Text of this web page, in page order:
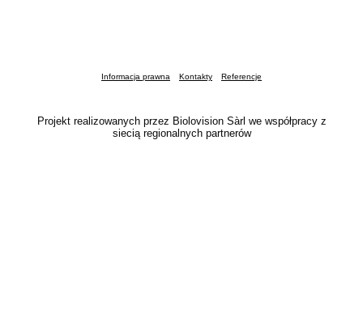
Informacja prawna Kontakty Referencje
Projekt realizowanych przez Biolovision Sàrl we współpracy z
siecią regionalnych partnerów